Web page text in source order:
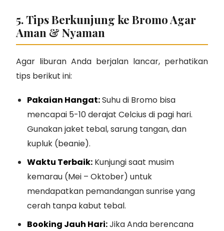
5. Tips Berkunjung ke Bromo Agar
Aman & Nyaman
Agar liburan Anda berjalan lancar, perhatikan
tips berikut ini:
Pakaian Hangat:Suhu di Bromo bisa
mencapai 5-10 derajat Celcius di pagi hari.
Gunakan jaket tebal, sarung tangan, dan
kupluk (beanie).
Waktu Terbaik: Kunjungi saat musim
kemarau (Mei – Oktober) untuk
mendapatkan pemandangan sunrise yang
cerah tanpa kabut tebal.
Booking Jauh Hari:Jika Anda berencana